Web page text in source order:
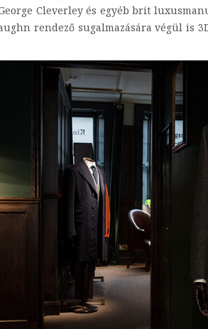
Cleverley és egyéb brit
rendező sugalmazására végül is